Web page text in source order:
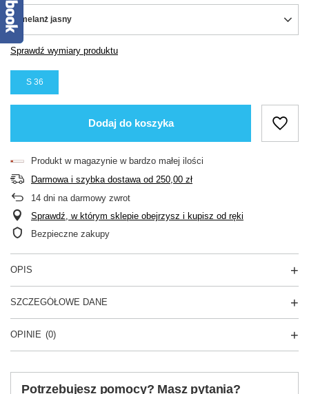
melanż jasny
Sprawdź wymiary produktu
S 36
Dodaj do koszyka
Produkt w magazynie w bardzo małej ilości
Darmowa i szybka dostawa od 250,00 zł
14 dni na darmowy zwrot
Sprawdź, w którym sklepie obejrzysz i kupisz od ręki
Bezpieczne zakupy
OPIS
SZCZEGÓŁOWE DANE
OPINIE (0)
Potrzebujesz pomocy? Masz pytania?